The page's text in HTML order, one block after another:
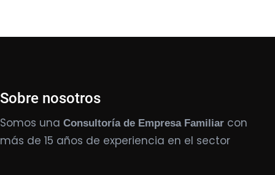
Sobre nosotros
Somos una Consultoría de Empresa Familiar con
más de 15 años de experiencia en el sector